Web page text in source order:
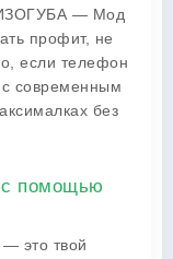
— Мод
профит, не
если телефон
с современным
без
с помощью
это твой